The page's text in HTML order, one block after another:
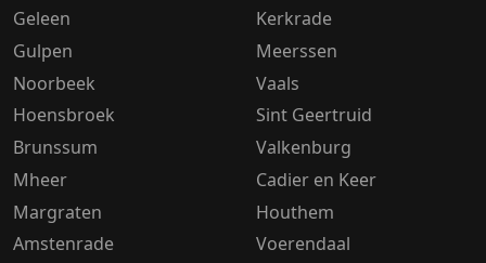
Geleen
Gulpen
Noorbeek
Hoensbroek
Brunssum
Mheer
Margraten
Amstenrade
Kerkrade
Meerssen
Vaals
Sint Geertruid
Valkenburg
Cadier en Keer
Houthem
Voerendaal